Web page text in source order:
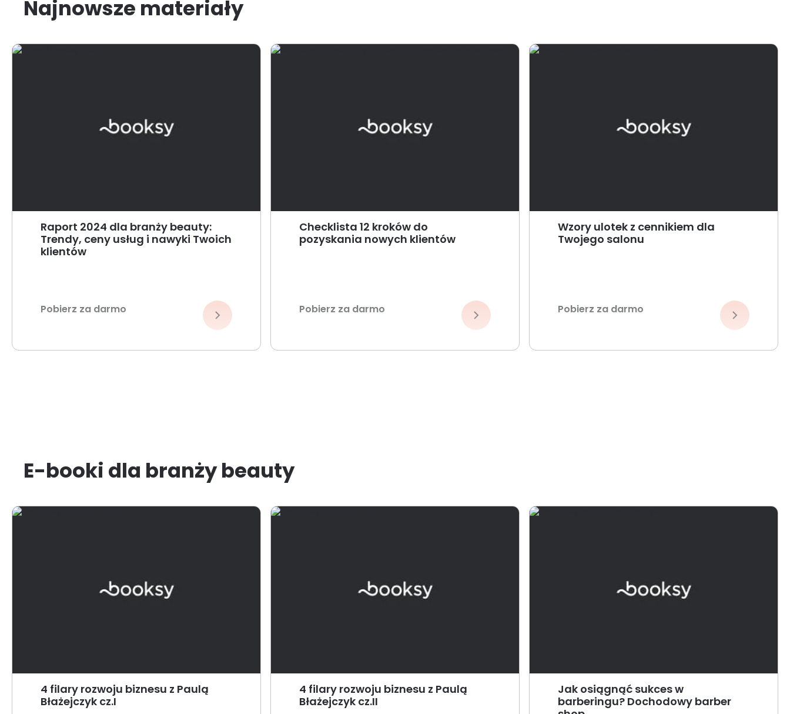
Najnowsze materiały
Raport 2024 dla branży beauty:
Trendy, ceny usług i nawyki Twoich
klientów
Pobierz za darmo
Checklista 12 kroków do
pozyskania nowych klientów
Pobierz za darmo
Wzory ulotek z cennikiem dla
Twojego salonu
Pobierz za darmo
E-booki dla branży beauty
4 filary rozwoju biznesu z Paulą
Błażejczyk cz.I
4 filary rozwoju biznesu z Paulą
Błażejczyk cz.II
Jak osiągnąć sukces w
barberingu? Dochodowy barber